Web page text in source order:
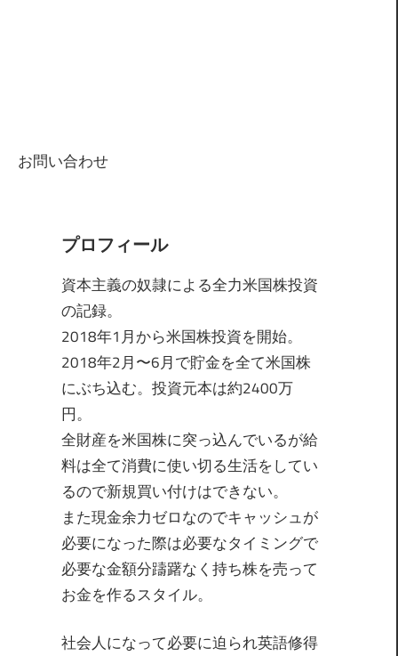
お問い合わせ
プロフィール
資本主義の奴隷による全力米国株投資
の記録。
2018年1月から米国株投資を開始。
2018年2月〜6月で貯金を全て米国株
にぶち込む。投資元本は約2400万
円。
全財産を米国株に突っ込んでいるが給
料は全て消費に使い切る生活をしてい
るので新規買い付けはできない。
また現金余力ゼロなのでキャッシュが
必要になった際は必要なタイミングで
必要な金額分躊躇なく持ち株を売って
お金を作るスタイル。
社会人になって必要に迫られ英語修得